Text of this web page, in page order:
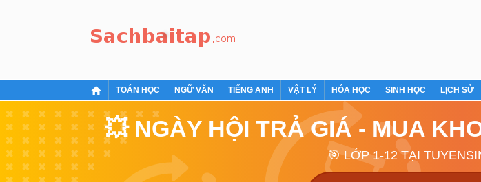
TOÁN HỌC NGỮ VĂN TIẾNG ANH VẬT LÝ HÓA HỌC SINH HỌC LỊCH SỬ
💥 NGÀY HỘI TRẢ GIÁ - MUA
🎯 LỚP 1-12 TẠI